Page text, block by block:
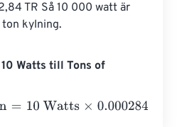
TR Så 10 000 watt är
kylning.
Watts till Tons of
Watts ×0.000284345=